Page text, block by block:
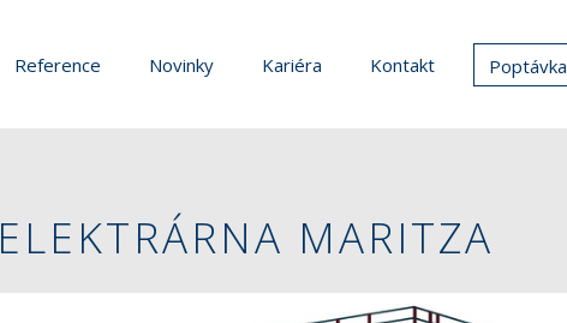
Reference Novinky Kariéra Kontakt Poptávka
ELEKTRÁRNA MARITZA